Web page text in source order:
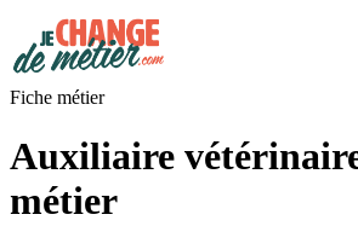
Fiche métier
Auxiliaire
métier